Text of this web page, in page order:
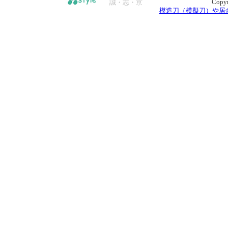
誠・志・京
模造刀（模擬刀）や